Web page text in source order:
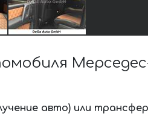
Мерседес-
авто) или